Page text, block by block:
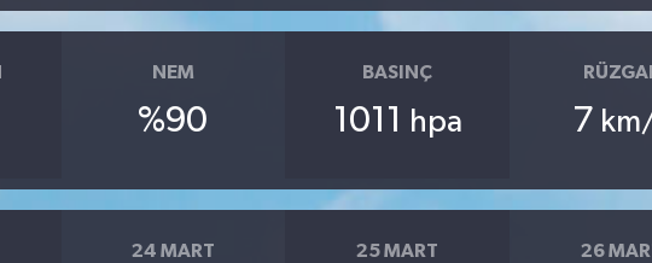
NEM
%90
BASINÇ
1011 hpa 7
24 MART 25 MART 26